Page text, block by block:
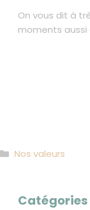
On vous dit à
moments
Catégories
Nos valeurs
Catégories